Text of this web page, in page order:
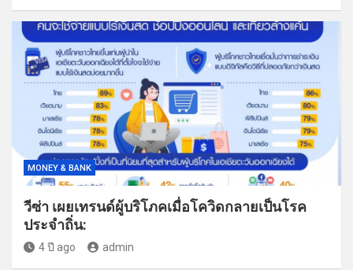
MONEY & BANK
วีซ่า เผยเทรนด์ผู้บริโภคเมื่อโควิดกลายเป็นโรค
ประจำถิ่น:
4 ปี ago admin